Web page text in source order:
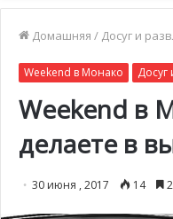
Домашняя / Досуг и
Weekend в Монако Досуг
Weekend в
делаете в
30 июня , 2017 14